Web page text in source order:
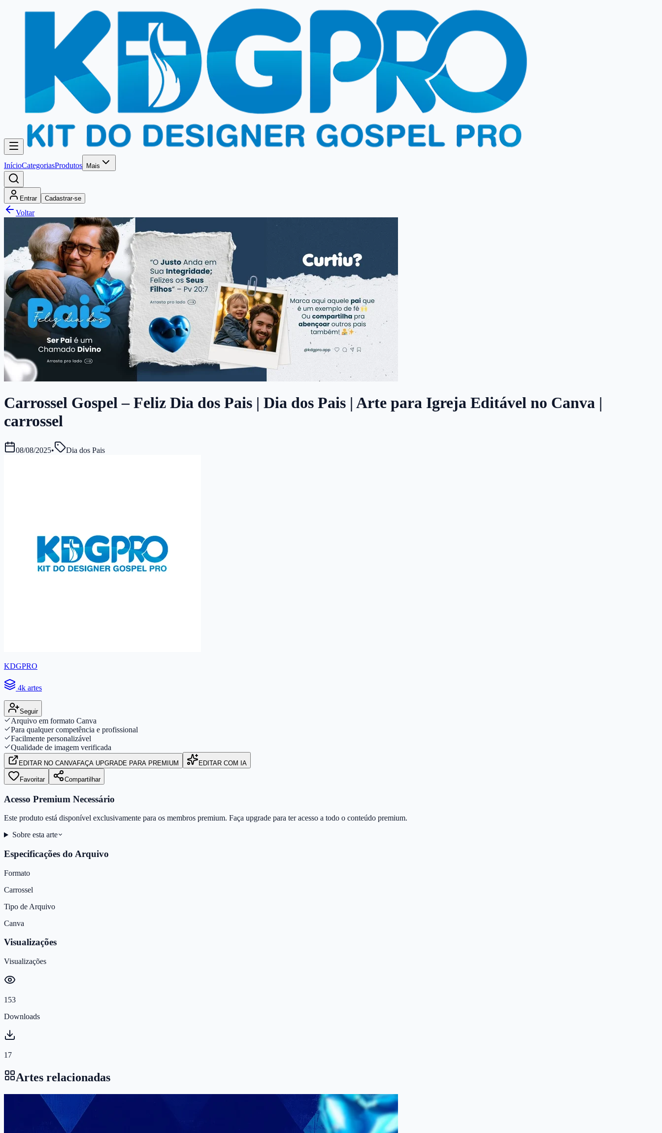
InícioCategoriasProdutos Mais
Entrar Cadastrar-se
Voltar
Carrossel Gospel – Feliz Dia dos Pais | Dia dos Pais | Arte para Igreja Editável no Canva |
carrossel
08/08/2025• Dia dos Pais
KDGPRO
4k artes
Seguir
Arquivo em formato Canva
Para qualquer competência e profissional
Facilmente personalizável
Qualidade de imagem verificada
EDITAR NO CANVAFAÇA UPGRADE PARA PREMIUM EDITAR COM IA
Favoritar Compartilhar
Acesso Premium Necessário
Este produto está disponível exclusivamente para os membros premium. Faça upgrade para ter acesso a todo o conteúdo premium.
Sobre esta arte
Especificações do Arquivo
Formato
Carrossel
Tipo de Arquivo
Canva
Visualizações
Visualizações
153
Downloads
17
Artes relacionadas